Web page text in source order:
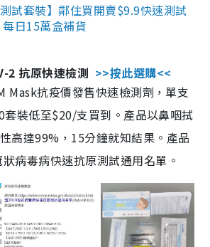
試套裝】鄰住買開賣$9.9快速測試
日15萬盒補貨
2 抗原快速檢測 >>按此選購<<
Mask抗疫價發售快速檢測劑，單支
裝低至$20/支買到。產品以鼻咽拭
高達99%，15分鐘就知結果。產品
病毒病快速抗原測試通用名單。